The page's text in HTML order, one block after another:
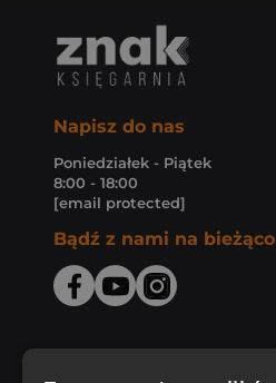
Napisz do nas
Poniedziałek - Piątek
8:00 - 18:00
[email protected]
Bądź z nami na bieżąco